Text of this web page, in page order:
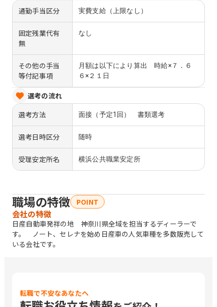
通勤手当区分
実費支給（上限なし）
固定残業代有
無
なし
その他の手当
等付記事項
月額は以下により算出 時給×７．６
６×２１日
選考の流れ
選考方法
面接（予定1回） 書類選考
選考日時区分 随時
受理安定所名 横浜公共職業安定所
職場の特徴 POINT
会社の特徴
日産自動車発祥の地 神奈川県全域を担当するディーラーで
す。 ノート、セレナを始め日産車の人気車種を多数販売して
いる会社です。
転職で不安なあなたへ